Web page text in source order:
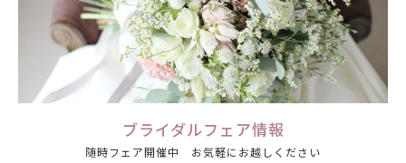
ブライダルフェア情報
随時フェア開催中 お気軽にお越しください